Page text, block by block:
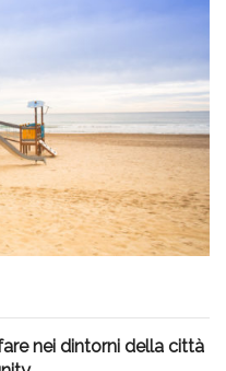
nei dintorni della città